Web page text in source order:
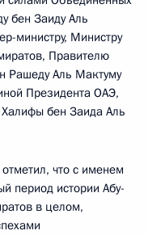
бен Заиду Аль
министру, Министру
Правителю
Рашеду Аль Мактуму
Президента ОАЭ,
бен Заида Аль
что с именем
период истории Абу-
в целом,